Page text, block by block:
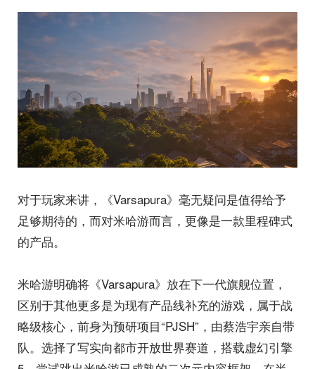
对于玩家来讲，《Varsapura》毫无疑问是值得给予
足够期待的，而对米哈游而言，更像是一款里程碑式
的产品。
米哈游明确将《Varsapura》放在下一代旗舰位置，
区别于其他更多是为现有产品线补充的游戏，属于战
略级核心，前身为预研项目“PJSH”，由蔡浩宇亲自带
队。选择了写实向都市开放世界赛道，搭载虚幻引擎